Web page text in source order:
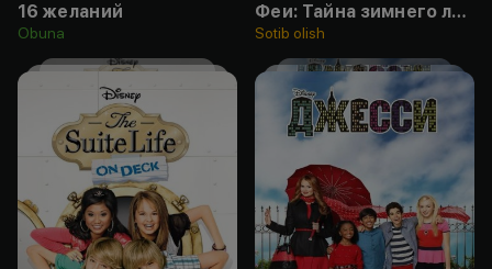
16 желаний
Obuna
Феи: Тайна зимнего леса
Sotib olish